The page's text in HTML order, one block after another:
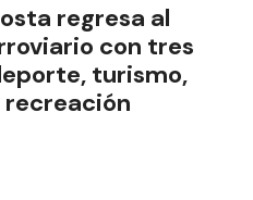
regresa al
con tres
turismo,